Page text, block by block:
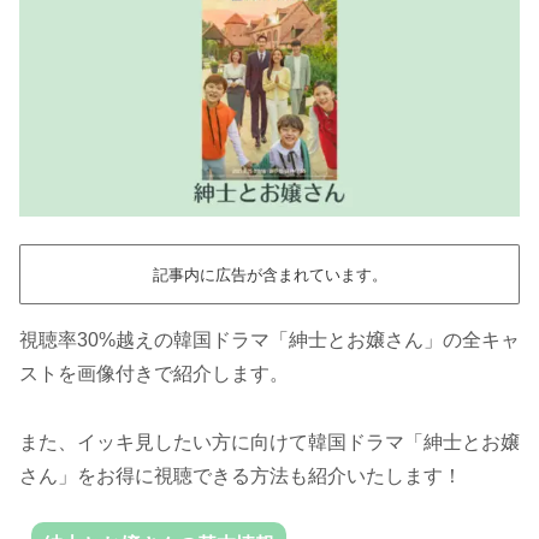
記事内に広告が含まれています。
視聴率30%越えの韓国ドラマ「紳士とお嬢さん」の全キャ
ストを画像付きで紹介します。
また、イッキ見したい方に向けて韓国ドラマ「紳士とお嬢
さん」をお得に視聴できる方法も紹介いたします！